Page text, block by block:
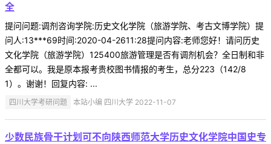
全
提问问题:调剂咨询学院:历史文化学院（旅游学院、考古文博学院）提
问人:13***69时间:2020-04-2611:28提问内容:老师您好！请问历史
文化学院（旅游学院）125400旅游管理是否有调剂机会？全日制和非
全都可以。我是原本报考贵校图书情报的考生，总分223（142/8
1）。谢谢！回复内容: ...
四川大学考研问题 本站小编 四川大学 2022-11-07
少数民族骨干计划可不向陕西师范大学历史文化学院中国史专